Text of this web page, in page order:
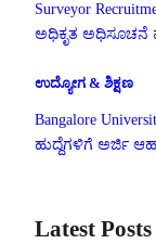
Surveyor
ಅಧಿಕೃತ ಅಧಿಸೂಚನೆ
ಉದ್ಯೋಗ & ಶಿಕ್ಷಣ
Bangalore
ಹುದ್ದೆಗಳಿಗೆ ಅರ್ಜಿ
Latest Posts